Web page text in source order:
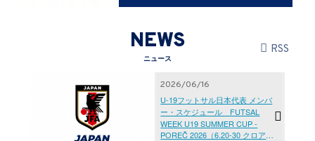
NEWS
ニュース
RSS
2026/06/16
U-19フットサル日本代表 メンバ
ー・スケジュール FUTSAL
WEEK U19 SUMMER CUP -
POREČ 2026（6.20-30 クロアチ